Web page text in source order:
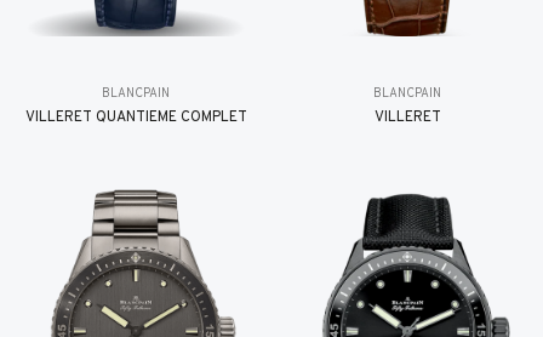
BLANCPAIN
VILLERET QUANTIÈME COMPLET
BLANCPAIN
VILLERET